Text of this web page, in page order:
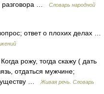
разговора …
Словарь народной
ответ о плохих делах …
рожу, тогда скажу ( дать
отдаться мужчине;
…
Живая речь. Словарь